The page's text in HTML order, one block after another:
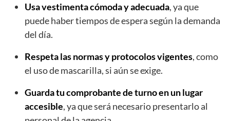
Usa vestimenta cómoda y adecuada, ya que
puede haber tiempos de espera según la demanda
del día.
Respeta las normas y protocolos vigentes, como
el uso de mascarilla, si aún se exige.
Guarda tu comprobante de turno en un lugar
accesible, ya que será necesario presentarlo al